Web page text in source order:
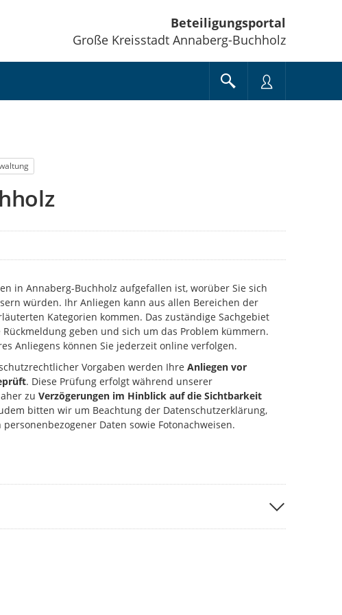
Beteiligungsportal
Große Kreisstadt Annaberg-Buchholz
in Annaberg-Buchholz aufgefallen ist, worüber Sie sich
würden. Ihr Anliegen kann aus allen Bereichen der
Kategorien kommen. Das zuständige Sachgebiet
geben und sich um das Problem kümmern.
Anliegens können Sie jederzeit online verfolgen.
Vorgaben werden IhreAnliegen vor
. Diese Prüfung erfolgt während unserer
zuVerzögerungen im Hinblick auf die Sichtbarkeit
bitten wir um Beachtung der Datenschutzerklärung,
Daten sowie Fotonachweisen.